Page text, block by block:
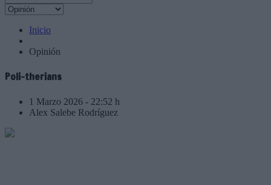
Inicio
Opinión
Poli-therians
1 Marzo 2026 - 22:52 h
Alex Salebe Rodríguez